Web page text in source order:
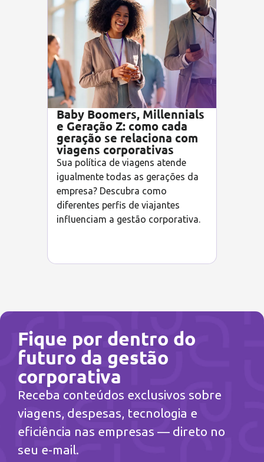
Baby Boomers, Millennials
e Geração Z: como cada
geração se relaciona com
viagens corporativas
Sua política de viagens atende
igualmente todas as gerações da
empresa? Descubra como
diferentes perfis de viajantes
influenciam a gestão corporativa.
Fique por dentro do
futuro da gestão
corporativa
Receba conteúdos exclusivos sobre
viagens, despesas, tecnologia e
eficiência nas empresas — direto no
seu e-mail.